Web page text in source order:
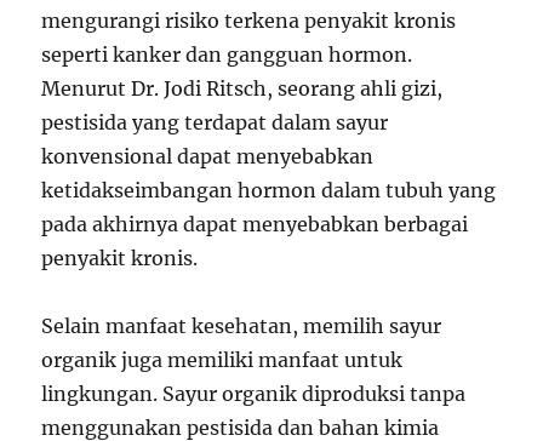
mengurangi risiko terkena penyakit kronis
seperti kanker dan gangguan hormon.
Menurut Dr. Jodi Ritsch, seorang ahli gizi,
pestisida yang terdapat dalam sayur
konvensional dapat menyebabkan
ketidakseimbangan hormon dalam tubuh yang
pada akhirnya dapat menyebabkan berbagai
penyakit kronis.
Selain manfaat kesehatan, memilih sayur
organik juga memiliki manfaat untuk
lingkungan. Sayur organik diproduksi tanpa
menggunakan pestisida dan bahan kimia